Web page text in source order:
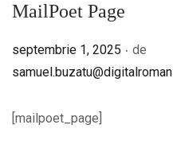
MailPoet Page
Publicat pe
septembrie 1, 2025 . de
[mailpoet_page]